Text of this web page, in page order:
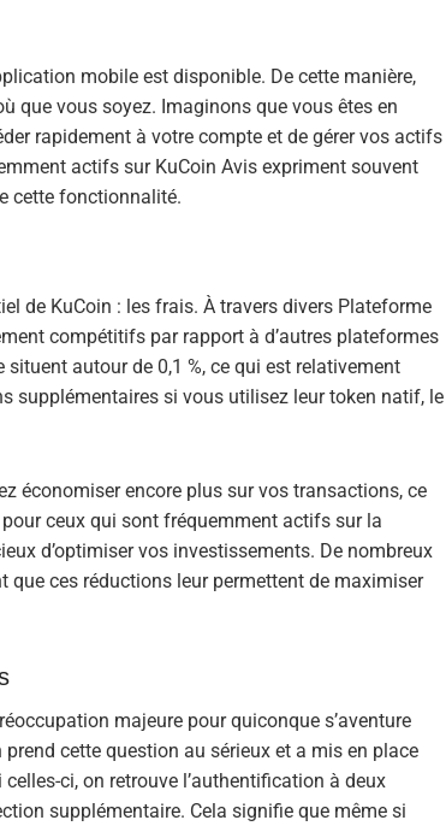
mobile est disponible. De cette manière,
que vous soyez. Imaginons que vous êtes en
rapidement à votre compte et de gérer vos actifs
actifs sur KuCoin Avis expriment souvent
cette fonctionnalité.
de KuCoin : les frais. À travers divers Plateforme
compétitifs par rapport à d’autres plateformes
autour de 0,1 %, ce qui est relativement
supplémentaires si vous utilisez leur token natif, le
économiser encore plus sur vos transactions, ce
ceux qui sont fréquemment actifs sur la
d’optimiser vos investissements. De nombreux
que ces réductions leur permettent de maximiser
majeure pour quiconque s’aventure
cette question au sérieux et a mis en place
ci, on retrouve l’authentification à deux
supplémentaire. Cela signifie que même si